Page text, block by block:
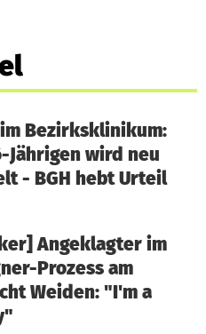
Bezirksklinikum:
Jährigen wird neu
- BGH hebt Urteil
Angeklagter im
Prozess am
Weiden: "I'm a